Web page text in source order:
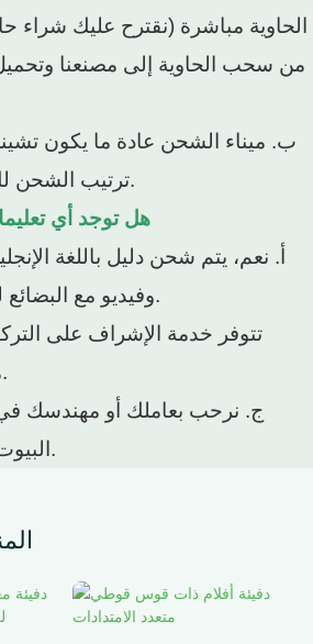
الحاوية مباشرة (نقترح عليك شراء
من سحب الحاوية إلى مصنعنا
ب. ميناء الشحن عادة ما يكون
ترتيب الشحن لك بعد استلام تعويضك.
4. هل توجد أي
أ. نعم، يتم شحن دليل باللغة
وفيديو مع البضائع لتسهيل عملية التثبيت.
تتوفر خدمة الإشراف على
متخصصين في الخارج.
ج. نرحب بعاملك أو مهندسك
البيوت الزجاجية الخاصة بك.